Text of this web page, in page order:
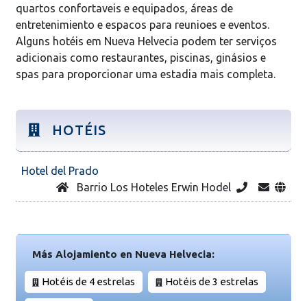
quartos confortaveis e equipados, áreas de
entretenimiento e espacos para reunioes e eventos.
Alguns hotéis em Nueva Helvecia podem ter serviços
adicionais como restaurantes, piscinas, ginásios e
spas para proporcionar uma estadia mais completa.
HOTÉIS
Hotel del Prado
Barrio Los Hoteles Erwin Hodel
Más Alojamiento en Nueva Helvecia:
Hotéis de 4 estrelas Hotéis de 3 estrelas